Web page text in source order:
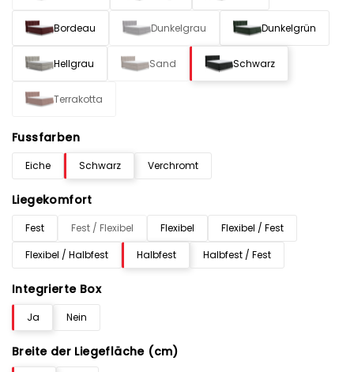
Bordeau Dunkelgrau Dunkelgrün
Hellgrau Sand Schwarz
Terrakotta
Fussfarben
Eiche Schwarz Verchromt
Liegekomfort
Fest Fest / Flexibel Flexibel
Flexibel / Fest
Flexibel / Halbfest
Halbfest Halbfest / Fest
Integrierte Box
Ja Nein
Breite der Liegefläche (cm)